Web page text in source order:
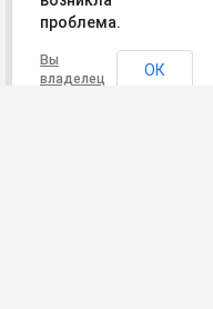
проблема.
Вы
владелец
ОК